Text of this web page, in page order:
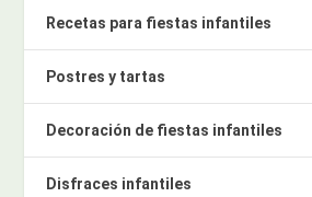
Recetas para fiestas infantiles
Postres y tartas
Decoración de fiestas infantiles
Disfraces infantiles